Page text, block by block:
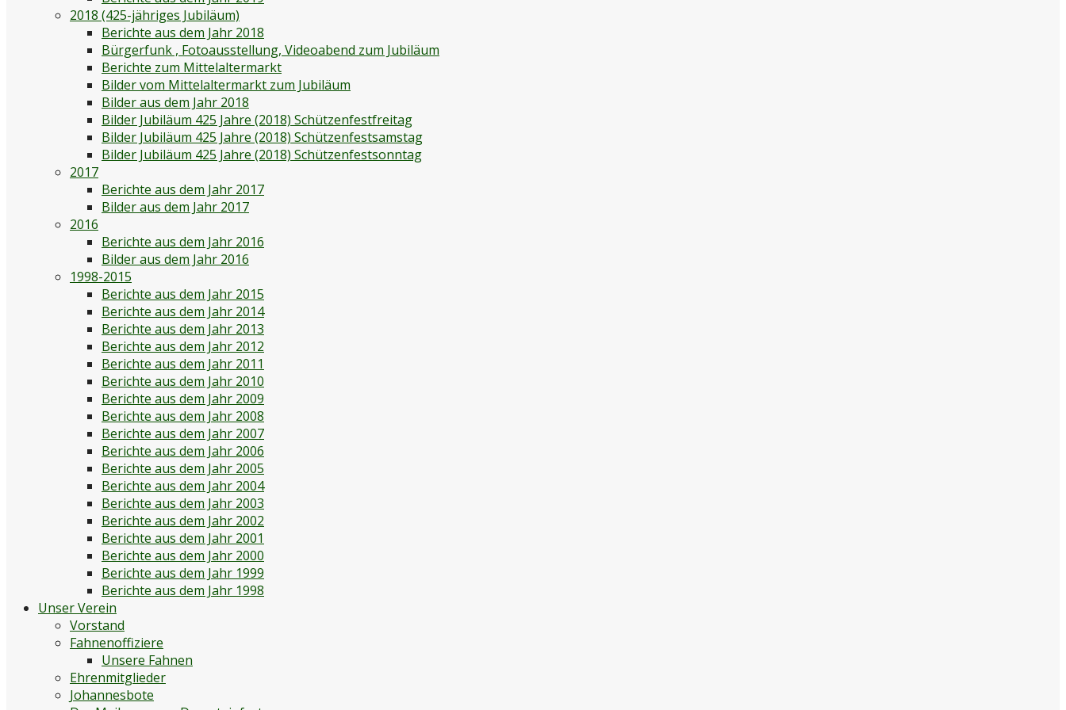
2018 (425-jähriges Jubiläum)
Berichte aus dem Jahr 2018
Bürgerfunk , Fotoausstellung, Videoabend zum Jubiläum
Berichte zum Mittelaltermarkt
Bilder vom Mittelaltermarkt zum Jubiläum
Bilder aus dem Jahr 2018
Bilder Jubiläum 425 Jahre (2018) Schützenfestfreitag
Bilder Jubiläum 425 Jahre (2018) Schützenfestsamstag
Bilder Jubiläum 425 Jahre (2018) Schützenfestsonntag
2017
Berichte aus dem Jahr 2017
Bilder aus dem Jahr 2017
2016
Berichte aus dem Jahr 2016
Bilder aus dem Jahr 2016
1998-2015
Berichte aus dem Jahr 2015
Berichte aus dem Jahr 2014
Berichte aus dem Jahr 2013
Berichte aus dem Jahr 2012
Berichte aus dem Jahr 2011
Berichte aus dem Jahr 2010
Berichte aus dem Jahr 2009
Berichte aus dem Jahr 2008
Berichte aus dem Jahr 2007
Berichte aus dem Jahr 2006
Berichte aus dem Jahr 2005
Berichte aus dem Jahr 2004
Berichte aus dem Jahr 2003
Berichte aus dem Jahr 2002
Berichte aus dem Jahr 2001
Berichte aus dem Jahr 2000
Berichte aus dem Jahr 1999
Berichte aus dem Jahr 1998
Unser Verein
Vorstand
Fahnenoffiziere
Unsere Fahnen
Ehrenmitglieder
Johannesbote